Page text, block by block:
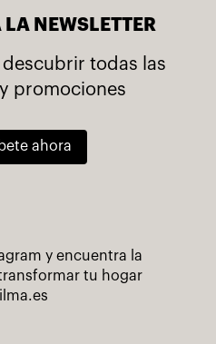
NEWSLETTER
todas las
promociones
ahora
y encuentra la
tu hogar